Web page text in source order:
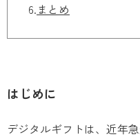
6.まとめ
はじめに
デジタルギフトは、近年